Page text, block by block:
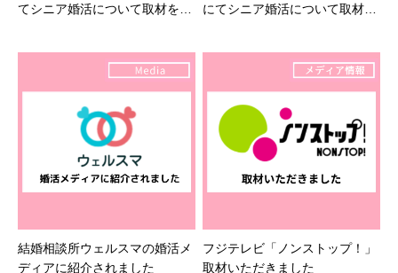
てシニア婚活について取材を受
にてシニア婚活について取材を
結婚相談所ウェルスマの婚活メ
ディアに紹介されました
フジテレビ「ノンストップ！」
取材いただきました